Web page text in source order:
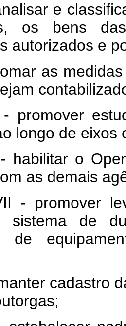
e
os bens
autorizados e
as medidas
estudos
longo de eixos
o
as demais
sistema de
de
cadastro